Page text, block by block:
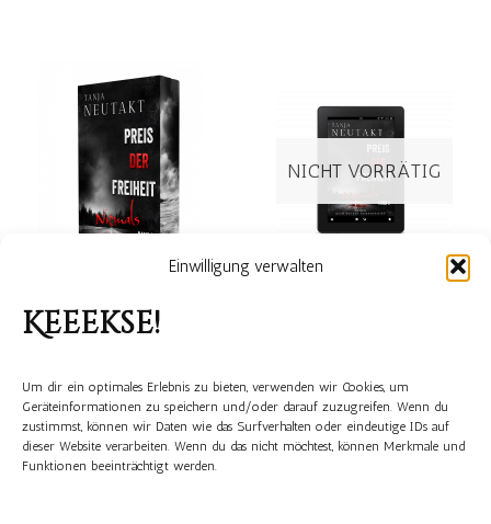
Einwilligung verwalten
Keeekse!
Um dir ein optimales Erlebnis zu bieten, verwenden wir Cookies, um
Geräteinformationen zu speichern und/oder darauf zuzugreifen. Wenn du
zustimmst, können wir Daten wie das Surfverhalten oder eindeutige IDs auf
dieser Website verarbeiten. Wenn du das nicht möchtest, können Merkmale und
Funktionen beeinträchtigt werden.
Preis der Freiheit –
Niemals/ Band 3 der
Begebenheiten
17,50€
NICHT VORRÄTIG
5,99 €